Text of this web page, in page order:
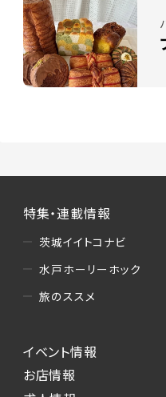
特集・連載情報
茨城イイトコナビ
水戸ホーリーホック
旅のススメ
イベント情報
お店情報